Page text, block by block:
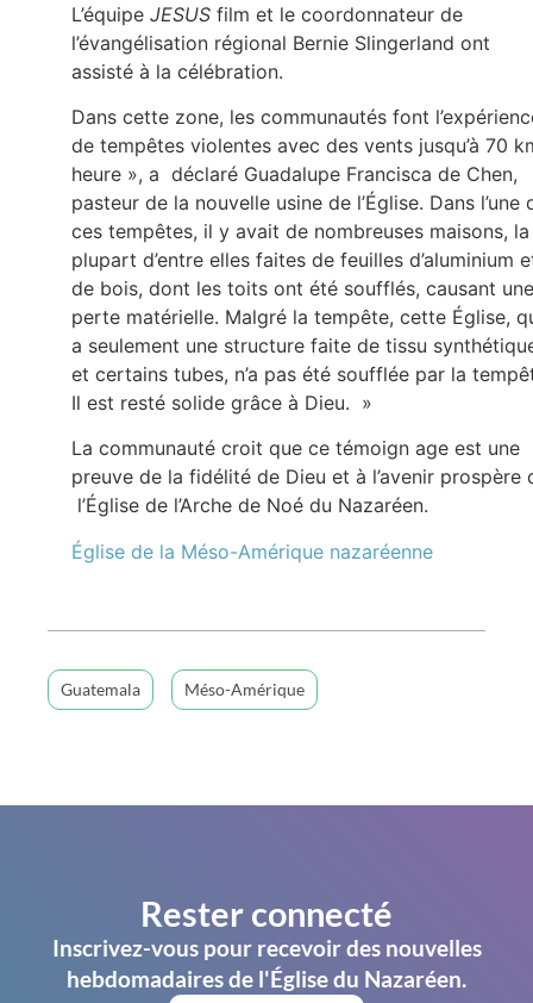
L’équipe JESUS film et le coordonnateur de
l’évangélisation régional Bernie Slingerland ont
assisté à la célébration.
Dans cette zone, les communautés font
de tempêtes violentes avec des vents jusqu’à 70
heure », a déclaré Guadalupe Francisca de Chen,
pasteur de la nouvelle usine de l’Église. Dans l’une
ces tempêtes, il y avait de nombreuses maisons, la
plupart d’entre elles faites de feuilles d’aluminium
de bois, dont les toits ont été soufflés, causant une
perte matérielle. Malgré la tempête, cette Église,
a seulement une structure faite de tissu
et certains tubes, n’a pas été soufflée par la
Il est resté solide grâce à Dieu. »
La communauté croit que ce témoign age est une
preuve de la fidélité de Dieu et à l’avenir prospère
l’Église de l’Arche de Noé du Nazaréen.
Église de la Méso-Amérique nazaréenne
Guatemala Méso-Amérique
Rester connecté
Inscrivez-vous pour recevoir des nouvelles
hebdomadaires de l'Église du Nazaréen.